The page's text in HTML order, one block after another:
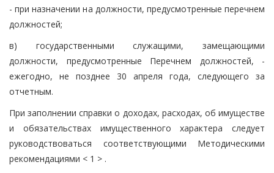
- при назначении на должности, предусмотренные перечнем
должностей;
в) государственными служащими, замещающими
должности, предусмотренные Перечнем должностей, -
ежегодно, не позднее 30 апреля года, следующего за
отчетным.
При заполнении справки о доходах, расходах, об имуществе
и обязательствах имущественного характера следует
руководствоваться соответствующими Методическими
рекомендациями < 1 > .